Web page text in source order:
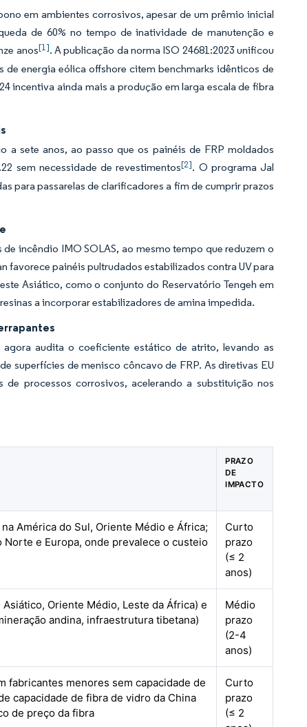
em ambientes corrosivos, apesar de um prêmio inicial
de 60% no tempo de inatividade de manutenção e
anos[1]. A publicação da norma ISO 24681:2023 unificou
energia eólica offshore citem benchmarks idênticos de
incentiva ainda mais a produção em larga escala de fibra
sete anos, ao passo que os painéis de FRP moldados
sem necessidade de revestimentos[2]. O programa Jal
para passarelas de clarificadores a fim de cumprir prazos
incêndio IMO SOLAS, ao mesmo tempo que reduzem o
favorece painéis pultrudados estabilizados contra UV para
Asiático, como o conjunto do Reservatório Tengeh em
a incorporar estabilizadores de amina impedida.
audita o coeficiente estático de atrito, levando as
superfícies de menisco côncavo de FRP. As diretivas EU
processos corrosivos, acelerando a substituição nos
PRAZO
DE
IMPACTO
América do Sul, Oriente Médio e África;
Norte e Europa, onde prevalece o custeio
Curto
prazo
(≤ 2
anos)
Oriente Médio, Leste da África) e
andina, infraestrutura tibetana)
Médio
prazo
(2-4
anos)
fabricantes menores sem capacidade de
capacidade de fibra de vidro da China
de preço da fibra
Curto
prazo
(≤ 2